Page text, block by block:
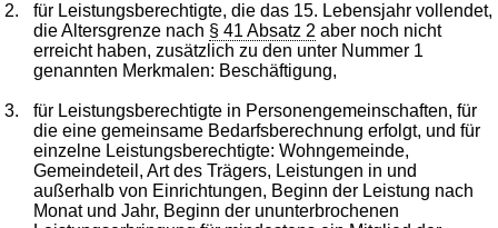
2.
für Leistungsberechtigte, die das 15. Lebensjahr vollendet,
die Altersgrenze nach § 41 Absatz 2 aber noch nicht
erreicht haben, zusätzlich zu den unter Nummer 1
genannten Merkmalen: Beschäftigung,
3.
für Leistungsberechtigte in Personengemeinschaften, für
die eine gemeinsame Bedarfsberechnung erfolgt, und für
einzelne Leistungsberechtigte: Wohngemeinde,
Gemeindeteil, Art des Trägers, Leistungen in und
außerhalb von Einrichtungen, Beginn der Leistung nach
Monat und Jahr, Beginn der ununterbrochenen